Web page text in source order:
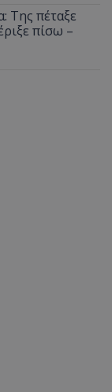
Της πέταξε
πίσω –